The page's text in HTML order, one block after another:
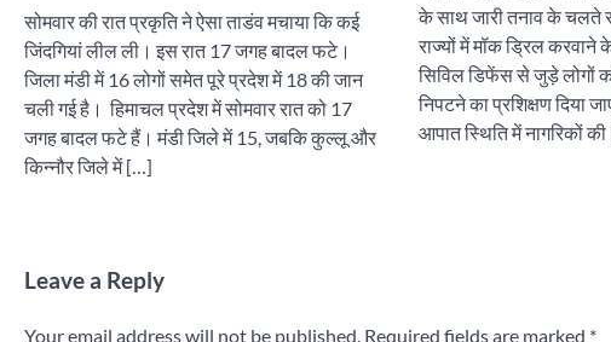
सोमवार की रात प्रकृति ने ऐसा ताडंव मचाया कि कई
जिंदगियां लील ली। इस रात 17 जगह बादल फटे।
जिला मंडी में 16 लोगों समेत पूरे प्रदेश में 18 की जान
चली गई है। हिमाचल प्रदेश में सोमवार रात को 17
जगह बादल फटे हैं। मंडी जिले में 15, जबकि कुल्लू और
किन्नौर जिले में […]
के साथ जारी तनाव के चलते
राज्यों में मॉक ड्रिल करवाने
सिविल डिफेंस से जुड़े लोगों
निपटने का प्रशिक्षण दिया
आपात स्थिति में नागरिकों
Leave a Reply
Your email address will not be published. Required fields are marked *